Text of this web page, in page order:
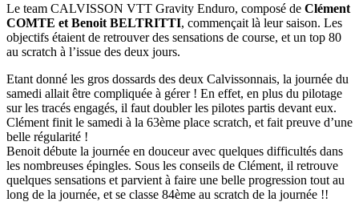
Le team CALVISSON VTT Gravity Enduro, composé de Clément
COMTE et Benoit BELTRITTI, commençait là leur saison. Les
objectifs étaient de retrouver des sensations de course, et un top 80
au scratch à l’issue des deux jours.
Etant donné les gros dossards des deux Calvissonnais, la journée du
samedi allait être compliquée à gérer ! En effet, en plus du pilotage
sur les tracés engagés, il faut doubler les pilotes partis devant eux.
Clément finit le samedi à la 63ème place scratch, et fait preuve d’une
belle régularité !
Benoit débute la journée en douceur avec quelques difficultés dans
les nombreuses épingles. Sous les conseils de Clément, il retrouve
quelques sensations et parvient à faire une belle progression tout au
long de la journée, et se classe 84ème au scratch de la journée !!